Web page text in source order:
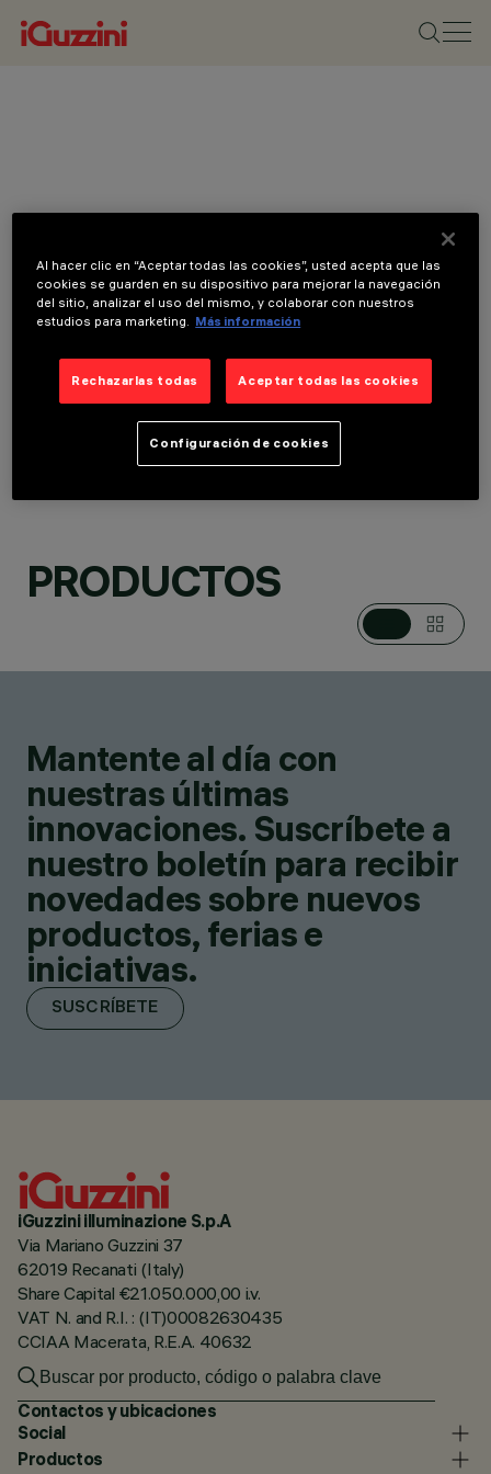
PRODUCTOS
Mantente al día con
nuestras últimas
innovaciones. Suscríbete a
nuestro boletín para recibir
novedades sobre nuevos
productos, ferias e
iniciativas.
SUSCRÍBETE
iGuzzini illuminazione S.p.A
Via Mariano Guzzini 37
62019 Recanati (Italy)
Share Capital €21.050.000,00 i.v.
VAT N. and R.I. : (IT)00082630435
CCIAA Macerata, R.E.A. 40632
Contactos y ubicaciones
Social
Productos
Al hacer clic en “Aceptar todas las cookies”, usted acepta que las
cookies se guarden en su dispositivo para mejorar la navegación
del sitio, analizar el uso del mismo, y colaborar con nuestros
estudios para marketing.
Más información
Rechazarlas todas Aceptar todas las cookies
Configuración de cookies